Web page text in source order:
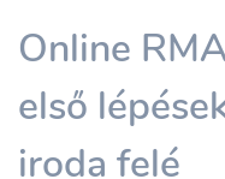
Online
első
iroda felé